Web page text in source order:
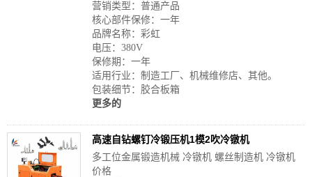
营销类型：普通产品
核心部件保修：一年
品牌名称：彩虹
电压：380V
保修期：一年
适用行业：制造工厂、机械维修店、其他。
包装细节：胶合板箱
更多的
高速自钻螺钉冷锻压机1模2吹冷镦机
多工位金属锻造机械 冷镦机 螺丝制造机 冷镦机
价格